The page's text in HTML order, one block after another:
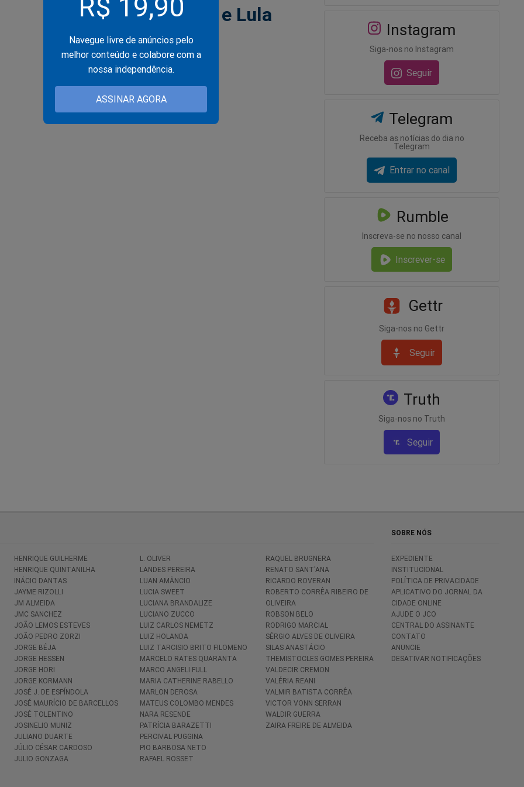
Navegue livre de anúncios pelo
melhor conteúdo e colabore com a
nossa independência.
ASSINAR AGORA
o governo Bolsonaro e Lula
Instagram
Siga-nos no Instagram
Seguir
Telegram
Receba as notícias do dia no
Telegram
Entrar no canal
Rumble
Inscreva-se no nosso canal
Inscrever-se
Gettr
Siga-nos no Gettr
Seguir
Truth
Siga-nos no Truth
Seguir
HENRIQUE GUILHERME
HENRIQUE QUINTANILHA
INÁCIO DANTAS
JAYME RIZOLLI
JM ALMEIDA
JMC SANCHEZ
JOÃO LEMOS ESTEVES
JOÃO PEDRO ZORZI
JORGE BÉJA
JORGE HESSEN
JORGE HORI
JORGE KORMANN
JOSÉ J. DE ESPÍNDOLA
JOSÉ MAURÍCIO DE BARCELLOS
JOSÉ TOLENTINO
JOSINELIO MUNIZ
JULIANO DUARTE
JÚLIO CÉSAR CARDOSO
JULIO GONZAGA
L. OLIVER
LANDES PEREIRA
LUAN AMÂNCIO
LUCIA SWEET
LUCIANA BRANDALIZE
LUCIANO ZUCCO
LUIZ CARLOS NEMETZ
LUIZ HOLANDA
LUIZ TARCISIO BRITO FILOMENO
MARCELO RATES QUARANTA
MARCO ANGELI FULL
MARIA CATHERINE RABELLO
MARLON DEROSA
MATEUS COLOMBO MENDES
NARA RESENDE
PATRÍCIA BARAZETTI
PERCIVAL PUGGINA
PIO BARBOSA NETO
RAFAEL ROSSET
RAQUEL BRUGNERA
RENATO SANT'ANA
RICARDO ROVERAN
ROBERTO CORRÊA RIBEIRO DE
OLIVEIRA
ROBSON BELO
RODRIGO MARCIAL
SÉRGIO ALVES DE OLIVEIRA
SILAS ANASTÁCIO
THEMISTOCLES GOMES PEREIRA
VALDECIR CREMON
VALÉRIA REANI
VALMIR BATISTA CORRÊA
VICTOR VONN SERRAN
WALDIR GUERRA
ZAIRA FREIRE DE ALMEIDA
SOBRE NÓS
EXPEDIENTE
INSTITUCIONAL
POLÍTICA DE PRIVACIDADE
APLICATIVO DO JORNAL DA
CIDADE ONLINE
AJUDE O JCO
CENTRAL DO ASSINANTE
CONTATO
ANUNCIE
DESATIVAR NOTIFICAÇÕES